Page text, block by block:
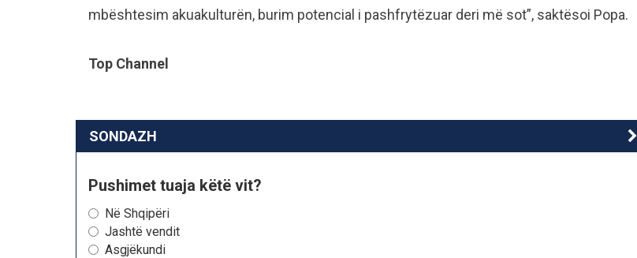
mbështesim akuakulturën, burim potencial i pashfrytëzuar deri më sot”, saktësoi Popa.
Top Channel
SONDAZH
Pushimet tuaja këtë vit?
Në Shqipëri
Jashtë vendit
Asgjëkundi